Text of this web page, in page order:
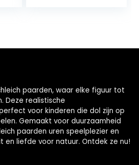
paarden, waar elke figuur tot
Deze realistische
voor kinderen die dol zijn op
Gemaakt voor duurzaamheid
paarden uren speelplezier en
en liefde voor natuur. Ontdek ze nu!